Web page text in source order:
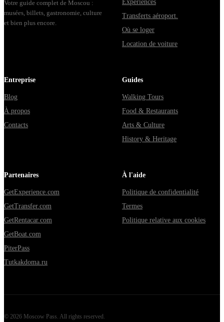
Votre guide complet de Moscou :
musées, billets, gastronomie, culture
et bien plus encore.
Expériences
Transferts aéroport.
Où se loger
Location de voiture
Entreprise
Blog
À propos
Contacts
Guides
Walking Tours
Food & Restaurants
Arts & Culture
History & Heritage
Partenaires
GetExperience.com
GetTransfer.com
GetRentacar.com
GetBoat.com
PiterPass
Tutkakdoma.ru
À l'aide
Politique de confidentialité
Termes
Politique relative aux cookies
© 2026 Moscow Pass . All rights reserved.